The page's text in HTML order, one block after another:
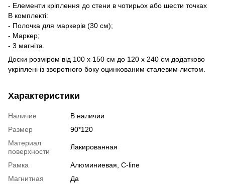
- Елементи кріплення до стени в чотирьох або шести точках
В комплекті:
- Полочка для маркерів (30 см);
- Маркер;
- 3 магніта.
Доски розміром від 100 х 150 см до 120 х 240 см додатково
укріплені із зворотного боку оцинкованим сталевим листом.
Характеристики
Наличие
В наличии
Размер
90*120
Материал
поверхности
Лакированная
Рамка
Алюминиевая, C-line
Магнитная
Да